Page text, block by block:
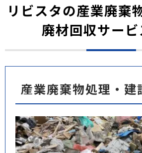
リビスタの産業廃棄
廃材回収サー
産業廃棄物処理・建